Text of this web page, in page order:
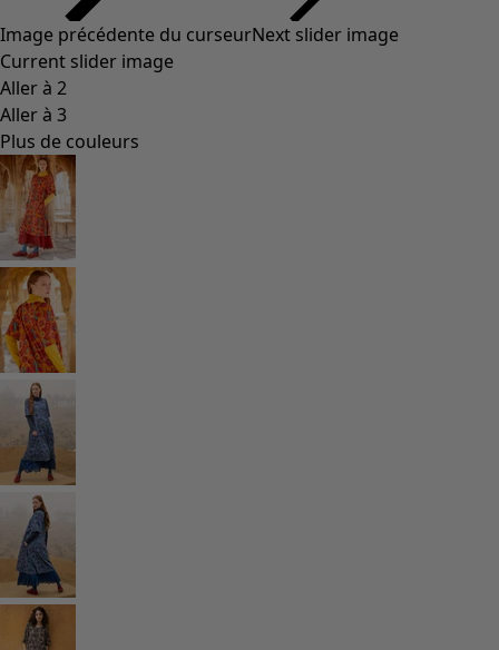
Styles de vétements
Vêtements en lin
Robes de style hippie
Grandes Tailles
À fleurs
Vêtements hippies
Une mode scandinave
Superpositions
À rayures
Des carreaux à foison
À pois
Vêtements bio
Un design suédois
Robes en jersey
Vêtements bohèmes
Des vêtements pour les soirées fraîches
Vêtements à motif
Coton
Coton biologique
Maillots de bain et vêtements de plage
Vêtements de fête